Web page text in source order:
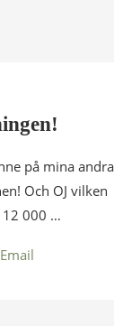
på mina andra
Och OJ vilken
12 000 …
Email